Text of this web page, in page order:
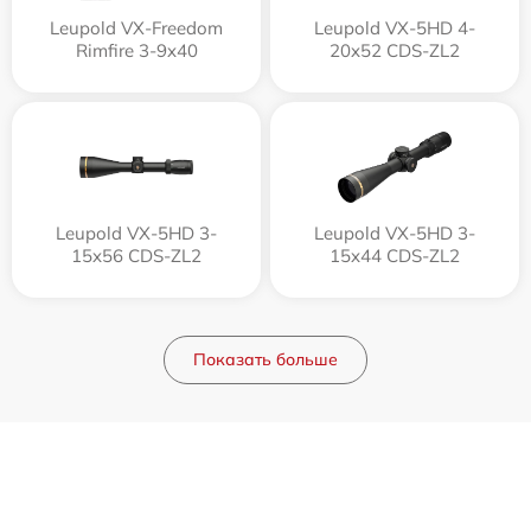
Leupold VX-Freedom
Rimfire 3-9x40
Leupold VX-5HD 4-
20x52 CDS-ZL2
Leupold VX-5HD 3-
15x56 CDS-ZL2
Leupold VX-5HD 3-
15x44 CDS-ZL2
Показать больше